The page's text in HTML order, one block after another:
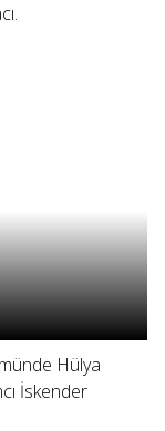
Hülya
İskender